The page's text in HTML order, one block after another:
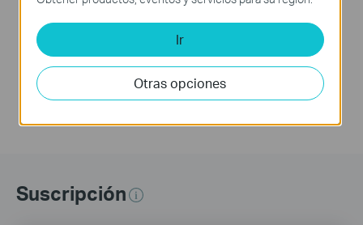
Más
This Video will show you how to integrate your Tapo account to Amazon Alexa
Más
Suscripción
Ir
Otras opciones